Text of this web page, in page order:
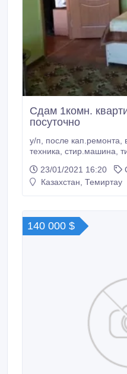
Сдам 1комн.
посуточно
у/п, после кап.ремонта, все удобства, бытовая
техника, стир.машина, титан, ктв, сухая, теплая,
(район Экрана).
23/01/2021 16:20
Казахстан, Темиртау
140 000 $